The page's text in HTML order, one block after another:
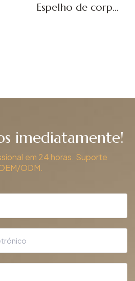
Espelho de corpo
imediatamente!
em 24 horas. Suporte
ODM.